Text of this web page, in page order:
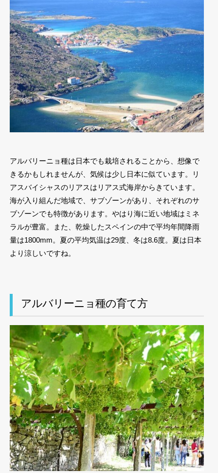
アルバリーニョ種は日本でも栽培されることから、想像で
きるかもしれませんが、気候は少し日本に似ています。リ
アスバイシャスのリアスはリアス式海岸からきています。
海が入り組んだ地域で、サブゾーンがあり、それぞれのサ
ブゾーンでも特徴があります。やはり海に近い地域はミネ
ラルが豊富。また、乾燥したスペインの中で平均年間降雨
量は1800mm。夏の平均気温は29度、冬は8.6度。夏は日本
より涼しいですね。
アルバリーニョ種の育て方